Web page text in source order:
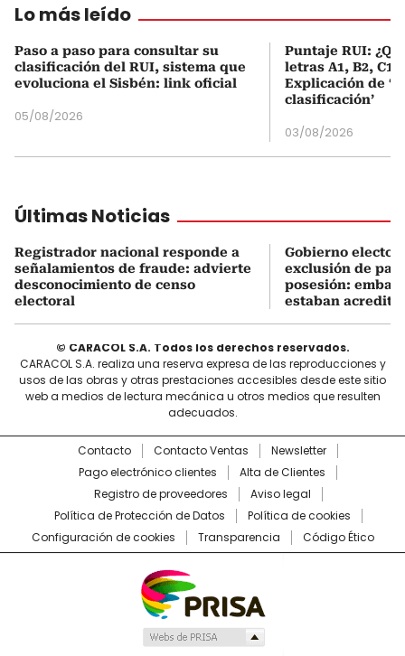
Lo más leído
Paso a paso para consultar su
clasificación del RUI, sistema que
evoluciona el Sisbén: link oficial
05/08/2026
Puntaje RUI:
letras A1, B2, C1
Explicación de
clasificación’
03/08/2026
Últimas Noticias
Registrador nacional responde a
señalamientos de fraude: advierte
desconocimiento de censo
electoral
Gobierno electo
exclusión de
posesión:
estaban
© CARACOL S.A. Todos los derechos reservados.
CARACOL S.A. realiza una reserva expresa de las reproducciones y
usos de las obras y otras prestaciones accesibles desde este sitio
web a medios de lectura mecánica u otros medios que resulten
adecuados.
Contacto Contacto Ventas
Newsletter
Pago electrónico clientes
Alta de Clientes
Registro de proveedores
Aviso legal
Política de Protección de Datos
Política de cookies
Configuración de cookies
Transparencia Código Ético